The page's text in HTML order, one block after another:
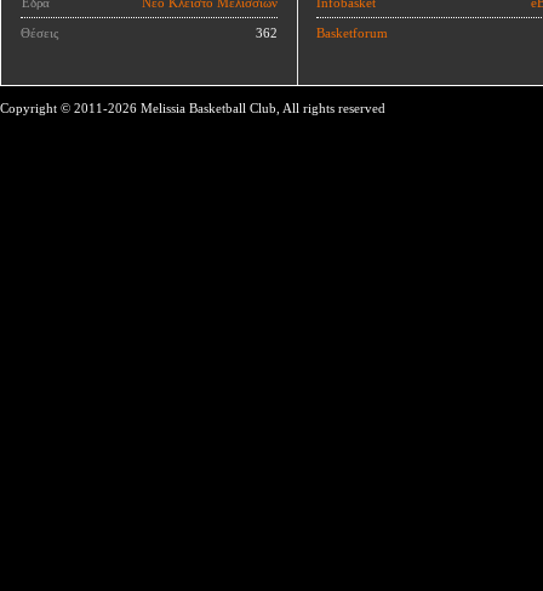
Θέσεις 362 Basketforum
Copyright © 2011-2026 Melissia Basketball Club, All rights reserved